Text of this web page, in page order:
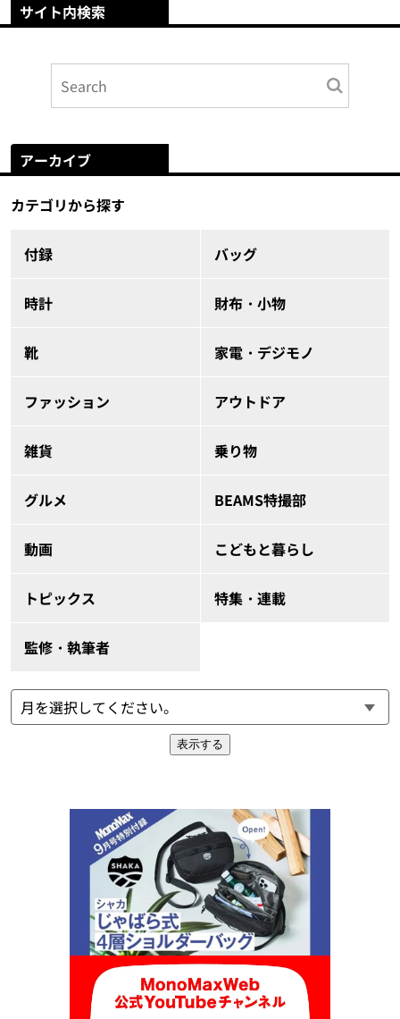
サイト内検索
アーカイブ
カテゴリから探す
付録 バッグ
時計 財布・小物
靴 家電・デジモノ
ファッション アウトドア
雑貨 乗り物
グルメ BEAMS特撮部
動画 こどもと暮らし
トピックス 特集・連載
監修・執筆者
表示する